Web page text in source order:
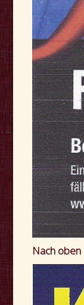
Nach oben